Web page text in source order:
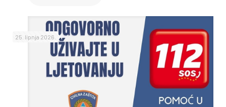
25. lipnja 2026.